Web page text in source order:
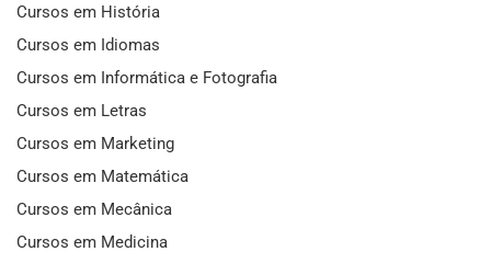
Cursos em História
Cursos em Idiomas
Cursos em Informática e Fotografia
Cursos em Letras
Cursos em Marketing
Cursos em Matemática
Cursos em Mecânica
Cursos em Medicina